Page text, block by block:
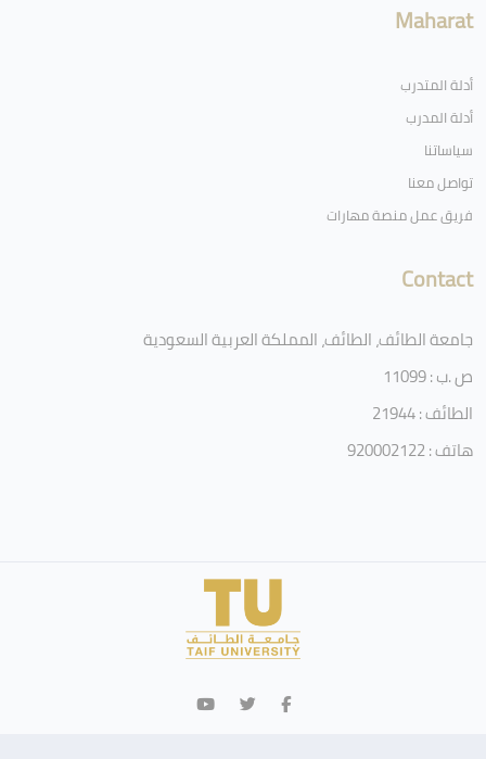
Maharat
أدلة المتدرب
أدلة المدرب
سياساتنا
تواصل معنا
فريق عمل منصة مهارات
Contact
جامعة الطائف، الطائف، المملكة العربية السعودية
ص .ب : 11099
الطائف : 21944
هاتف : 920002122